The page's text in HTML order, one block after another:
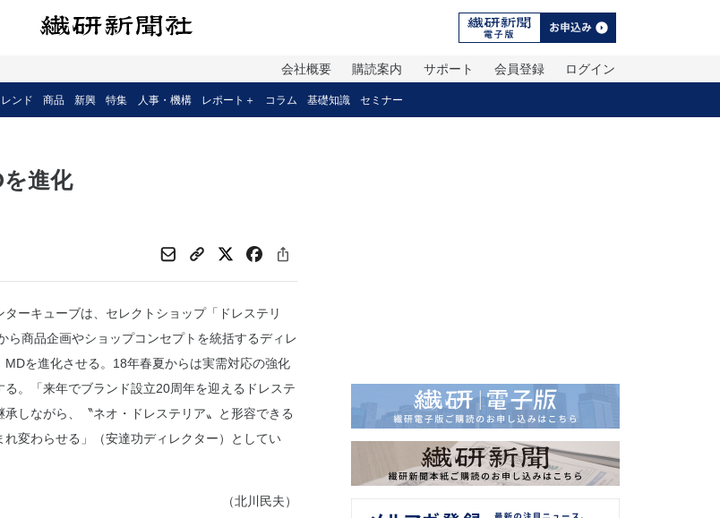
ログイン
会員登録
サポート
購読案内
会社概要
ンド 商品 新興 特集 人事・機構 レポート＋ コラム 基礎知識 セミナー
を進化
ーキューブは、セレクトショップ「ドレステリ
ら商品企画やショップコンセプトを統括するディレ
MDを進化させる。18年春夏からは実需対応の強化
る。「来年でブランド設立20周年を迎えるドレステ
承しながら、〝ネオ・ドレステリア〟と形容できる
れ変わらせる」（安達功ディレクター）としてい
（北川民夫）